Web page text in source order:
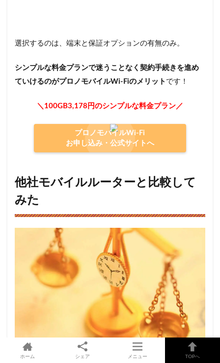
選択するのは、端末と保証オプションの有無のみ。
シンプルな料金プランで迷うことなく契約手続きを進め
ていけるのがプロノモバイルWi-Fiのメリット です！
＼100GB3,178円のシンプルな料金プラン／
プロノモバイルWi-Fi
お申し込み・公式サイトへ
他社モバイルルーターと比較して
みた
ホーム シェア メニュー TOPへ